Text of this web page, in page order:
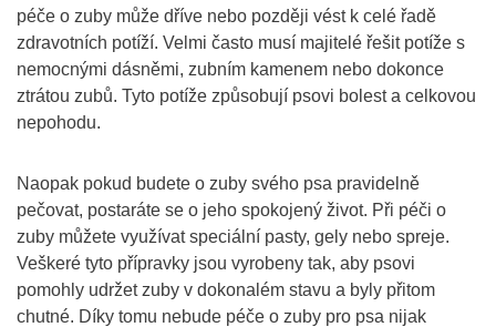
péče o zuby může dříve nebo později vést k celé řadě
zdravotních potíží. Velmi často musí majitelé řešit potíže s
nemocnými dásněmi, zubním kamenem nebo dokonce
ztrátou zubů. Tyto potíže způsobují psovi bolest a celkovou
nepohodu.
Naopak pokud budete o zuby svého psa pravidelně
pečovat, postaráte se o jeho spokojený život. Při péči o
zuby můžete využívat speciální pasty, gely nebo spreje.
Veškeré tyto přípravky jsou vyrobeny tak, aby psovi
pomohly udržet zuby v dokonalém stavu a byly přitom
chutné. Díky tomu nebude péče o zuby pro psa nijak